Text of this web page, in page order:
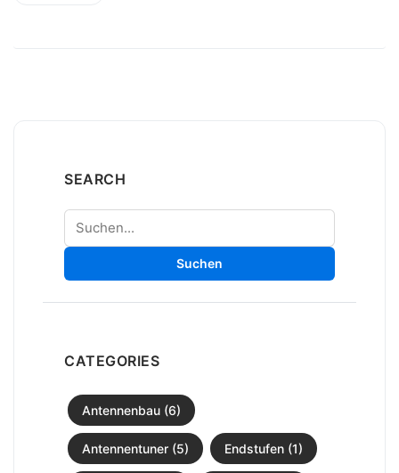
SEARCH
Suchen
Suchen
CATEGORIES
Antennenbau (6)
Antennentuner (5) Endstufen (1)